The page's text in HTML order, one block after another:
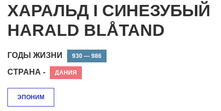
ХАРАЛЬД I СИНЕЗУБЫЙ
HARALD BLÅTAND
ГОДЫ ЖИЗНИ 930 — 986
СТРАНА - ДАНИЯ
ЭПОНИМ